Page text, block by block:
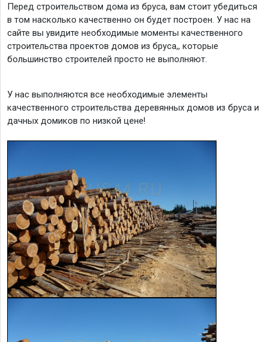
Перед строительством дома из бруса, вам стоит убедиться
в том насколько качественно он будет построен. У нас на
сайте вы увидите необходимые моменты качественного
строительства проектов домов из бруса,, которые
большинство строителей просто не выполняют.
У нас выполняются все необходимые элементы
качественного строительства деревянных домов из бруса и
дачных домиков по низкой цене!